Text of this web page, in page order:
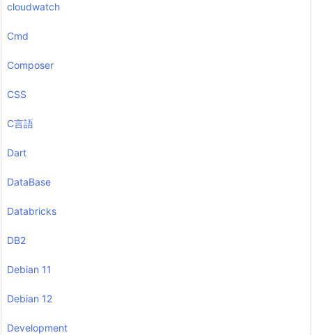
cloudwatch
Cmd
Composer
CSS
C言語
Dart
DataBase
Databricks
DB2
Debian 11
Debian 12
Development